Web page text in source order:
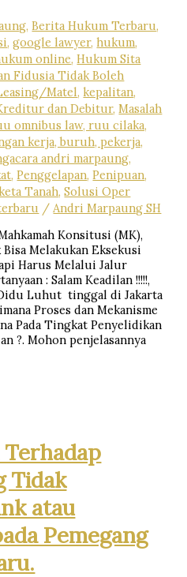
,Berita Hukum Terbaru,
,google lawyer,hukum,
online,Hukum Sita
Fidusia Tidak Boleh
Matel,kepalitan,
dan Debitur,Masalah
omnibus law, ruu cilaka,
kerja, buruh, pekerja,
andri marpaung,
,Penggelapan,Penipuan,
Tanah,Solusi Oper
/ Andri Marpaung SH
Konsitusi (MK),
Melakukan Eksekusi
Harus Melalui Jalur
: Salam Keadilan !!!!!,
Luhut tinggal di Jakarta
Proses dan Mekanisme
Pada Tingkat Penyelidikan
?. Mohon penjelasannya
Tidak
atau
Pemegang